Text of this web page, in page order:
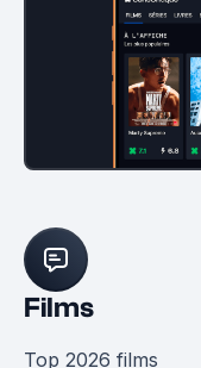
Films
Top 2026 films